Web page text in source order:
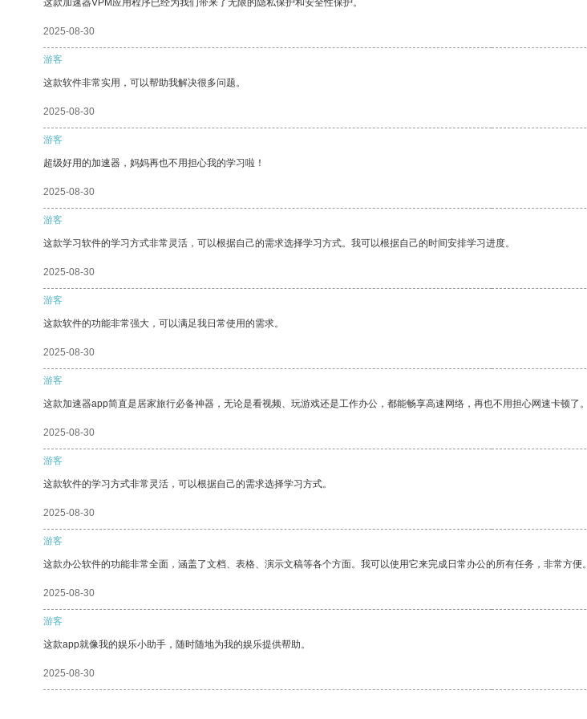
这款加速器VPM应用程序已经为我们带来了无限的隐私保护和安全性保护。
2025-08-30
游客
这款软件非常实用，可以帮助我解决很多问题。
2025-08-30
游客
超级好用的加速器，妈妈再也不用担心我的学习啦！
2025-08-30
游客
这款学习软件的学习方式非常灵活，可以根据自己的需求选择学习方式。我可以根据自己的时间安排学习进度。
2025-08-30
游客
这款软件的功能非常强大，可以满足我日常使用的需求。
2025-08-30
游客
这款加速器app简直是居家旅行必备神器，无论是看视频、玩游戏还是工作办公，都能畅享高速网络，再也不用担心网速卡顿了。
2025-08-30
游客
这款软件的学习方式非常灵活，可以根据自己的需求选择学习方式。
2025-08-30
游客
这款办公软件的功能非常全面，涵盖了文档、表格、演示文稿等各个方面。我可以使用它来完成日常办公的所有任务，非常方便。
2025-08-30
游客
这款app就像我的娱乐小助手，随时随地为我的娱乐提供帮助。
2025-08-30